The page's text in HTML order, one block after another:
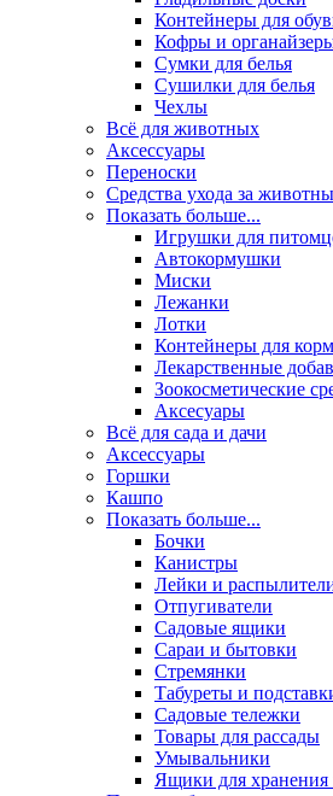
Контейнеры для
Кофры и
Сумки для белья
Сушилки для белья
Чехлы
Всё для животных
Аксесcуары
Переноски
Средства ухода за
Показать больше...
Игрушки для
Автокормушки
Миски
Лежанки
Лотки
Контейнеры для
Лекарственные
Зоокосметические
Аксесуары
Всё для сада и дачи
Аксессуары
Горшки
Кашпо
Показать больше...
Бочки
Канистры
Лейки и
Отпугиватели
Садовые ящики
Сараи и бытовки
Стремянки
Табуреты и
Садовые тележки
Товары для рассады
Умывальники
Ящики для хранения